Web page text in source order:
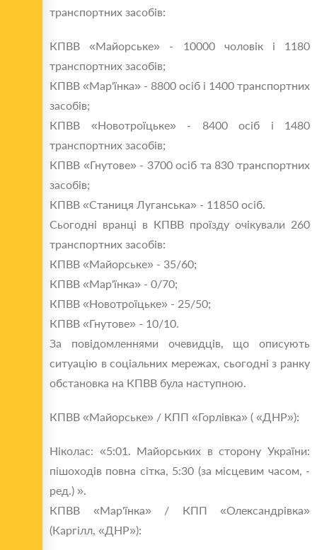
транспортних засобів:
КПВВ «Майорське» - 10000 чоловік і 1180
транспортних засобів;
КПВВ «Мар'їнка» - 8800 осіб і 1400 транспортних
засобів;
КПВВ «Новотроїцьке» - 8400 осіб і 1480
транспортних засобів;
КПВВ «Гнутове» - 3700 осіб та 830 транспортних
засобів;
КПВВ «Станиця Луганська» - 11850 осіб.
Сьогодні вранці в КПВВ проїзду очікували 260
транспортних засобів:
КПВВ «Майорське» - 35/60;
КПВВ «Мар'їнка» - 0/70;
КПВВ «Новотроїцьке» - 25/50;
КПВВ «Гнутове» - 10/10.
За повідомленнями очевидців, що описують
ситуацію в соціальних мережах, сьогодні з ранку
обстановка на КПВВ була наступною.
КПВВ «Майорське» / КПП «Горлівка» ( «ДНР»):
Ніколас: «5:01. Майорських в сторону України:
пішоходів повна сітка, 5:30 (за місцевим часом, -
ред.) ».
КПВВ «Мар'їнка» / КПП «Олександрівка»
(Каргілл, «ДНР»):